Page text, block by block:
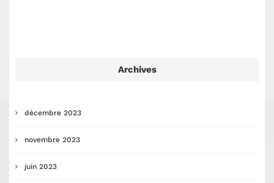
Archives
décembre 2023
novembre 2023
juin 2023